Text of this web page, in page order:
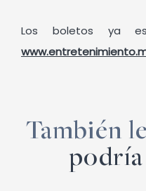
Los boletos ya
También le